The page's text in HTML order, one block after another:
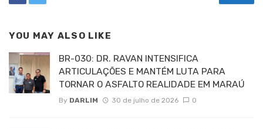
YOU MAY ALSO LIKE
BR-030: DR. RAVAN INTENSIFICA
ARTICULAÇÕES E MANTÉM LUTA PARA
TORNAR O ASFALTO REALIDADE EM MARAÚ
By DARLIM 30 de julho de 2026 0